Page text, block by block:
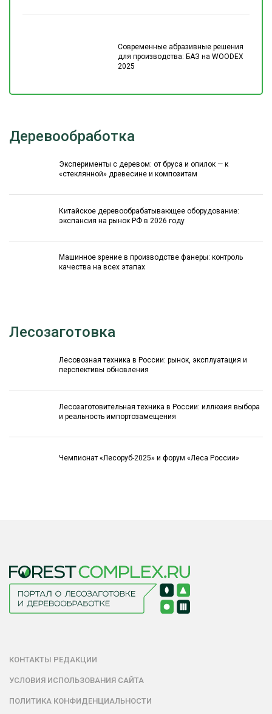
Современные абразивные решения
для производства: БАЗ на WOODEX
2025
Деревообработка
Эксперименты с деревом: от бруса и опилок — к
«стеклянной» древесине и композитам
Китайское деревообрабатывающее оборудование:
экспансия на рынок РФ в 2026 году
Машинное зрение в производстве фанеры: контроль
качества на всех этапах
Лесозаготовка
Лесовозная техника в России: рынок, эксплуатация и
перспективы обновления
Лесозаготовительная техника в России: иллюзия выбора
и реальность импортозамещения
Чемпионат «Лесоруб-2025» и форум «Леса России»
КОНТАКТЫ РЕДАКЦИИ
УСЛОВИЯ ИСПОЛЬЗОВАНИЯ САЙТА
ПОЛИТИКА КОНФИДЕНЦИАЛЬНОСТИ